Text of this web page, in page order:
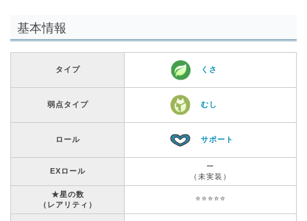
基本情報
タイプ くさ
弱点タイプ むし
ロール サポート
EXロール
ー
（未実装）
★星の数
（レアリティ）
⭐️⭐️⭐️⭐️⭐️